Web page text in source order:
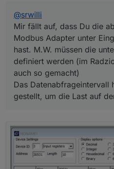
@srwilli
Mir fällt auf, dass Du die
Modbus Adapter unter
hast. M.W. müssen die
definiert werden (im
auch so gemacht)
Das Datenabfrageintervall
gestellt, um die Last auf